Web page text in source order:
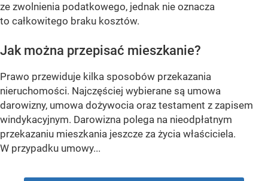
ze zwolnienia podatkowego, jednak nie oznacza
to całkowitego braku kosztów.
Jak można przepisać mieszkanie?
Prawo przewiduje kilka sposobów przekazania
nieruchomości. Najczęściej wybierane są umowa
darowizny, umowa dożywocia oraz testament z zapisem
windykacyjnym. Darowizna polega na nieodpłatnym
przekazaniu mieszkania jeszcze za życia właściciela.
W przypadku umowy...